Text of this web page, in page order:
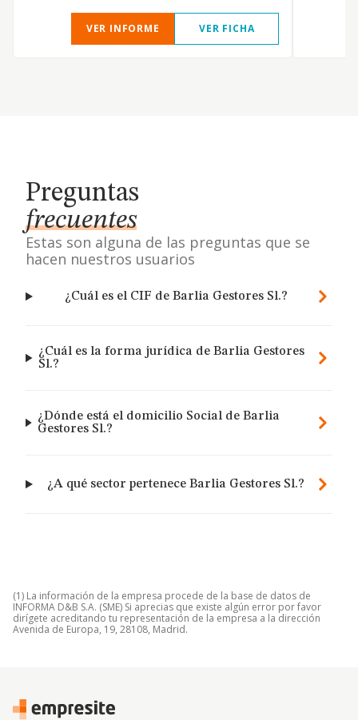
VER INFORME VER FICHA
Preguntas
frecuentes
Estas son alguna de las preguntas que se
hacen nuestros usuarios
¿Cuál es el CIF de Barlia Gestores Sl.?
¿Cuál es la forma jurídica de Barlia Gestores
Sl.?
¿Dónde está el domicilio Social de Barlia
Gestores Sl.?
¿A qué sector pertenece Barlia Gestores Sl.?
(1) La información de la empresa procede de la base de datos de
INFORMA D&B S.A. (SME) Si aprecias que existe algún error por favor
dirígete acreditando tu representación de la empresa a la dirección
Avenida de Europa, 19, 28108, Madrid.